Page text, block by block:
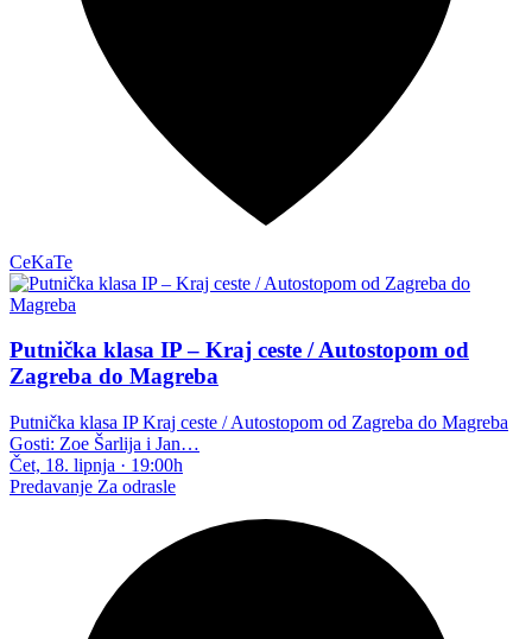
CeKaTe
Putnička klasa IP – Kraj ceste / Autostopom od
Zagreba do Magreba
Putnička klasa IP Kraj ceste / Autostopom od Zagreba do Magreba
Gosti: Zoe Šarlija i Jan…
Čet, 18. lipnja · 19:00h
Predavanje Za odrasle